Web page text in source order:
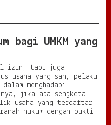
bagi UMKM yang
izin, tapi juga
usaha yang sah, pelaku
menghadapi
jika ada sengketa
usaha yang terdaftar
hukum dengan bukti